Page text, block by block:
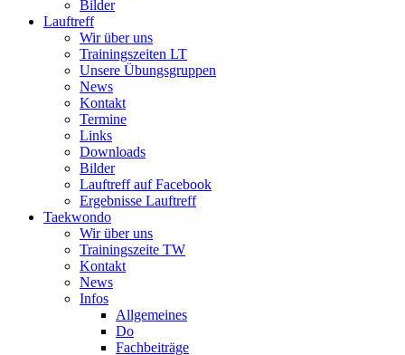
Bilder
Lauftreff
Wir über uns
Trainingszeiten LT
Unsere Übungsgruppen
News
Kontakt
Termine
Links
Downloads
Bilder
Lauftreff auf Facebook
Ergebnisse Lauftreff
Taekwondo
Wir über uns
Trainingszeite TW
Kontakt
News
Infos
Allgemeines
Do
Fachbeiträge